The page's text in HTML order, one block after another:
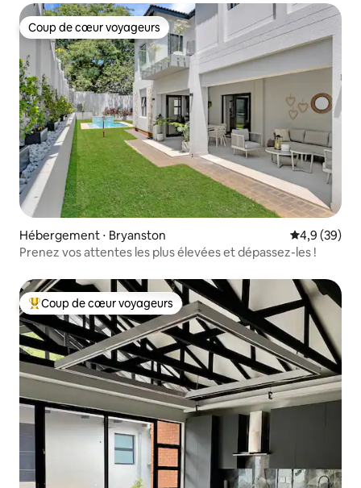
Coup de cœur voyageurs
Coup de cœur voyageurs
Hébergement ⋅ Bryanston Évaluation
4,9 (39)
Prenez vos attentes les plus élevées et dépassez-les !
Coups de cœur voyageurs les plus appréciés
Coup de cœur voyageurs